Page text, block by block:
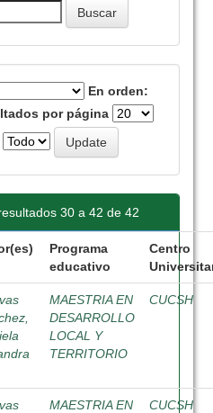
En orden:
por página
30 a 42 de 42
Programa
educativo
Centro
MAESTRIA EN
DESARROLLO
LOCAL Y
TERRITORIO
CUCSH
MAESTRIA EN
CUCSH